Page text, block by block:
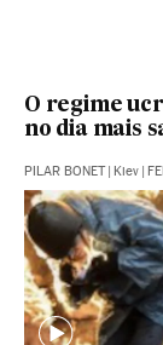
O regime
no dia mais
PILAR BONET Kiev